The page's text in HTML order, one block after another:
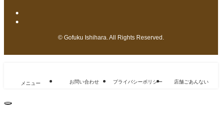
© Gofuku Ishihara. All Rights Reserved.
メニュー お問い合わせ プライバシーポリシー 店舗ごあんない